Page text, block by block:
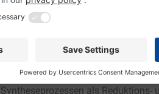
Säure, die in der chemischen
als Reduktions-